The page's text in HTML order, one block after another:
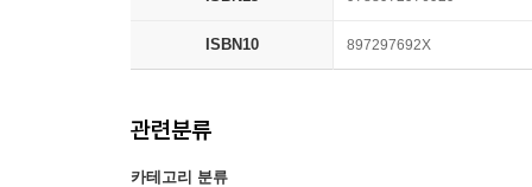
ISBN10 897297692X
관련분류
카테고리 분류